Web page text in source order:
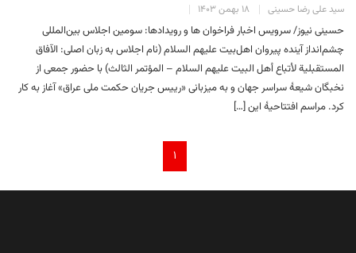
سید علی رضا حسینی ۱۸ بهمن ۱۴۰۳
حسینی نیوز/ سرویس اخبار فراخوان ها و رویدادها: سومین اجلاس بین‌المللی
چشم‌انداز آینده پیروان‌ اهل‌بیت علیهم السلام (نام اجلاس به زبان اصلی: الآفاق
المستقبلية لأتباع أهل البيت عليهم السلام – المؤتمر الثالث) با حضور جمعی از
نخبگان شیعهٔ سراسر جهان و به میزبانی «رییس جریان حکمت ملی عراق» آغاز به کار
کرد. مراسم افتتاحیهٔ این […]
۱